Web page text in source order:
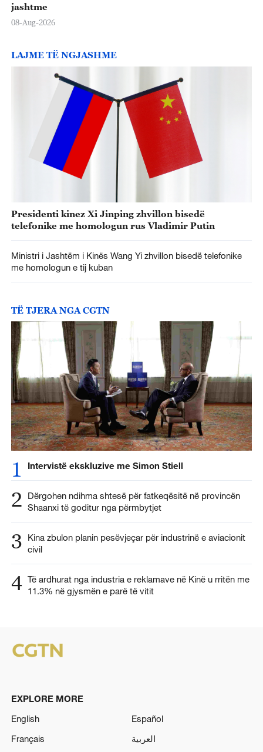
jashtme
08-Aug-2026
LAJME TË NGJASHME
Presidenti kinez Xi Jinping zhvillon bisedë
telefonike me homologun rus Vladimir Putin
Ministri i Jashtëm i Kinës Wang Yi zhvillon bisedë telefonike
me homologun e tij kuban
TË TJERA NGA CGTN
1 Intervistë ekskluzive me Simon Stiell
2
Dërgohen ndihma shtesë për fatkeqësitë në provincën
Shaanxi të goditur nga përmbytjet
3
Kina zbulon planin pesëvjeçar për industrinë e aviacionit
civil
4 Të ardhurat nga industria e reklamave në Kinë u rritën me
11.3% në gjysmën e parë të vitit
EXPLORE MORE
English
Español
Français
العربية